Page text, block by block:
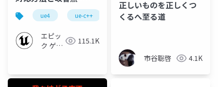
【2020】
ue4 ue-c++ ue-optimize
エピッ
ク ゲー
115.1K
正しいものを正しくつ
くるへ至る道
市谷聡啓 4.1K